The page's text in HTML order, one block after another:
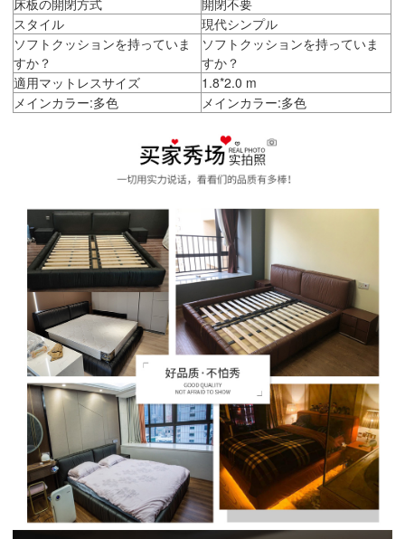
スタイル
現代シンプル
ソフトクッションを持っていま
すか？
ソフトクッションを持っていま
すか？
適用マットレスサイズ
1.8*2.0 m
メインカラー:多色
メインカラー:多色